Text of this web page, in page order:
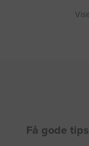
Få gode